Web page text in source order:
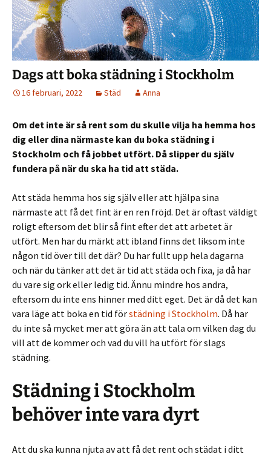
Dags att boka städning i Stockholm
16 februari, 2022 Städ Anna
Om det inte är så rent som du skulle vilja ha hemma hos
dig eller dina närmaste kan du boka städning i
Stockholm och få jobbet utfört. Då slipper du själv
fundera på när du ska ha tid att städa.
Att städa hemma hos sig själv eller att hjälpa sina
närmaste att få det fint är en ren fröjd. Det är oftast väldigt
roligt eftersom det blir så fint efter det att arbetet är
utfört. Men har du märkt att ibland finns det liksom inte
någon tid över till det där? Du har fullt upp hela dagarna
och när du tänker att det är tid att städa och fixa, ja då har
du vare sig ork eller ledig tid. Ännu mindre hos andra,
eftersom du inte ens hinner med ditt eget. Det är då det kan
vara läge att boka en tid förstädning i Stockholm. Då har
du inte så mycket mer att göra än att tala om vilken dag du
vill att de kommer och vad du vill ha utfört för slags
städning.
Städning i Stockholm
behöver inte vara dyrt
Att du ska kunna njuta av att få det rent och städat i ditt